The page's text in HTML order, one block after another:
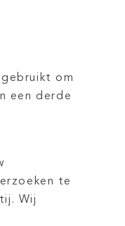
om
een derde
te
Wij